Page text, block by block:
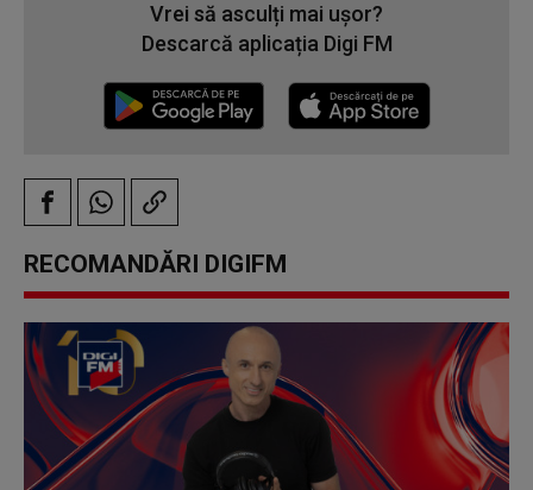
Vrei să asculți mai ușor?
Descarcă aplicația Digi FM
RECOMANDĂRI DIGIFM